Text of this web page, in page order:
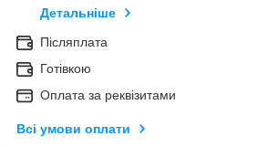
Детальніше
Післяплата
Готівкою
Оплата за реквізитами
Всі умови оплати